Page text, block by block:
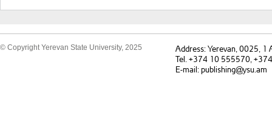
© Copyright Yerevan State University, 2025
Address: Yerevan, 0025, 1
Tel. +374 10 555570,
E-mail: publishing@ysu.am